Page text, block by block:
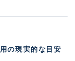
の現実的な目安